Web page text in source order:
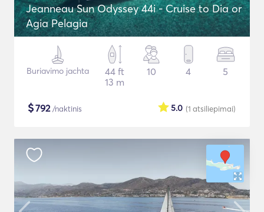
Jeanneau Sun Odyssey 44i - Cruise to Dia or
Agia Pelagia
Buriavimo jachta
44 ft
13 m
10 4 5
$792/naktinis (1 atsiliepimai)
5.0